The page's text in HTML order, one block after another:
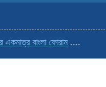
বাংলা ফোরাম....